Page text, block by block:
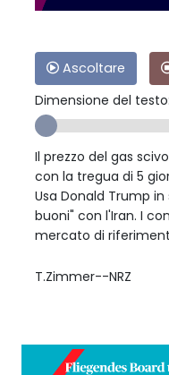
Ascoltare
Dimensione del testo:
Il prezzo del gas
con la tregua di 5
Usa Donald Trump
buoni" con l'Iran. I
mercato di
T.Zimmer--NRZ